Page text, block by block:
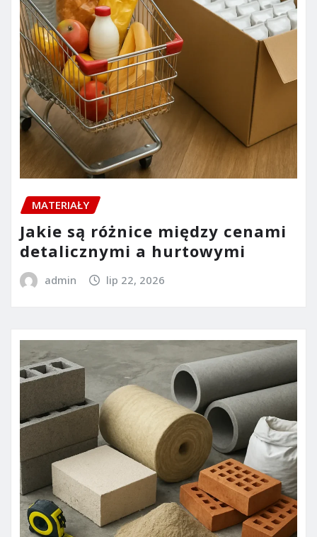
MATERIAŁY
Jakie są różnice między cenami
detalicznymi a hurtowymi
admin lip 22, 2026